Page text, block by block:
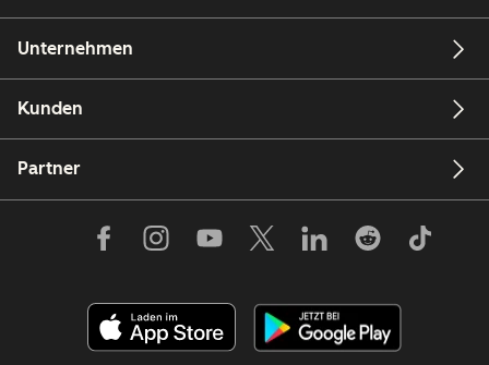
Unternehmen
Kunden
Partner